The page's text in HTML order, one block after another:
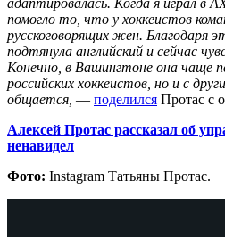
адаптировалась. Когда я играл в
помогло то, что у хоккеистов
русскоговорящих жен. Благодаря
подтянула английский и сейчас
Конечно, в Вашингтоне она чаще
российских хоккеистов, но и с
общается, — поделился Протас с
Алексей Протас рассказал об
ненавидел
Фото: Instagram Татьяны Протас.